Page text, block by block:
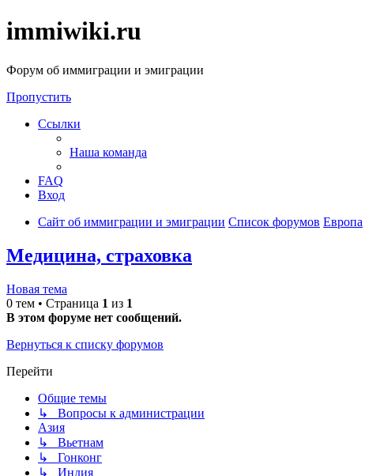
immiwiki.ru
Форум об иммиграции и эмиграции
Пропустить
Ссылки
Наша команда
FAQ
Вход
Сайт об иммиграции и эмиграции Список форумов Европа
Медицина, страховка
Новая тема
0 тем • Страница 1 из 1
В этом форуме нет сообщений.
Вернуться к списку форумов
Перейти
Общие темы
↳ Вопросы к администрации
Азия
↳ Вьетнам
↳ Гонконг
↳ Индия